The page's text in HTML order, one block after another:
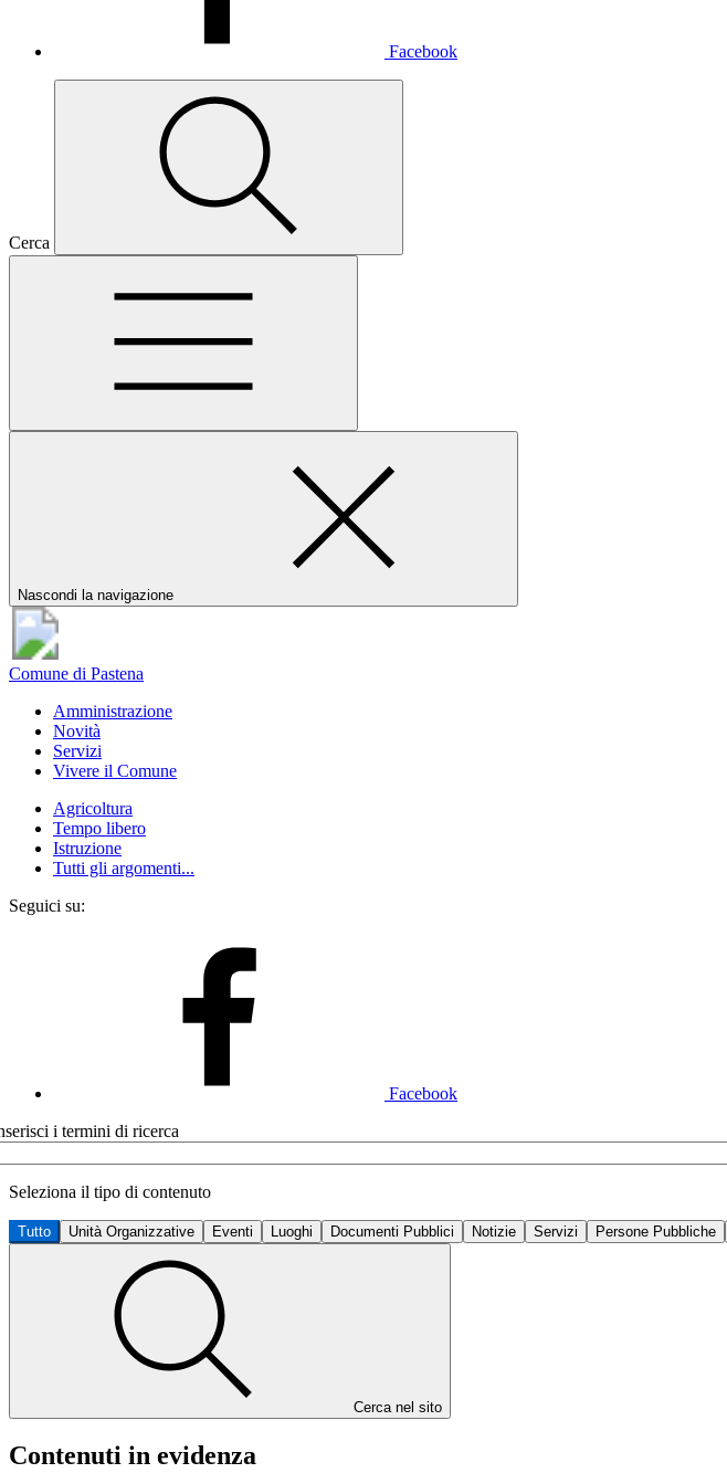
Facebook
Cerca
Nascondi la navigazione
Comune di Pastena
Amministrazione
Novità
Servizi
Vivere il Comune
Agricoltura
Tempo libero
Istruzione
Tutti gli argomenti...
Seguici su:
Facebook
i termini di ricerca
Seleziona il tipo di contenuto
Tutto Unità Organizzative Eventi Luoghi Documenti Pubblici Notizie Servizi Persone Pubbliche
Cerca nel sito
Contenuti in evidenza